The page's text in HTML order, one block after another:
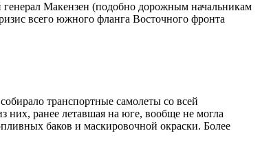
Макензен (подобно дорожным начальникам
всего южного фланга Восточного фронта
транспортные самолеты со всей
них, ранее летавшая на юге, вообще не могла
баков и маскировочной окраски. Более